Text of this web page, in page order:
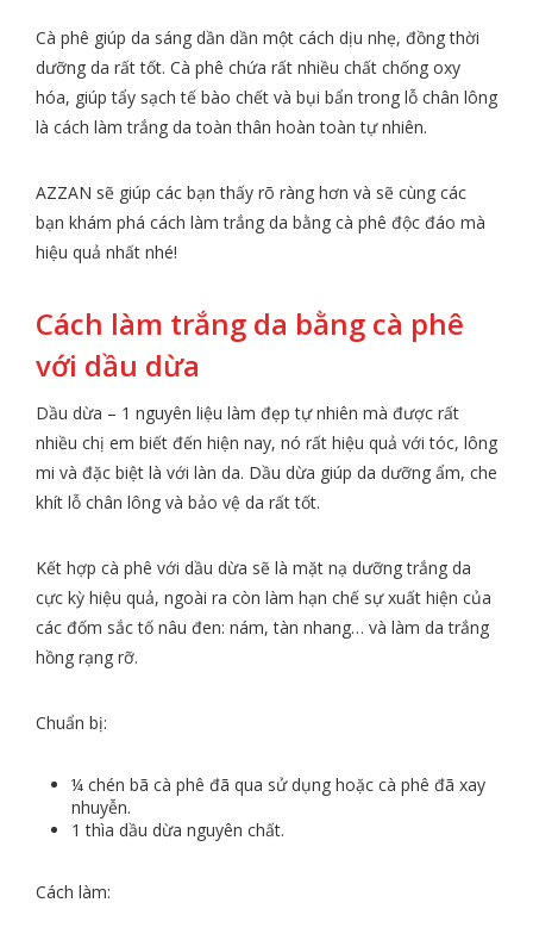
Cà phê giúp da sáng dần dần một cách dịu nhẹ, đồng thời
dưỡng da rất tốt. Cà phê chứa rất nhiều chất chống oxy
hóa, giúp tẩy sạch tế bào chết và bụi bẩn trong lỗ chân lông
là cách làm trắng da toàn thân hoàn toàn tự nhiên.
AZZAN sẽ giúp các bạn thấy rõ ràng hơn và sẽ cùng các
bạn khám phá cách làm trắng da bằng cà phê độc đáo mà
hiệu quả nhất nhé!
Cách làm trắng da bằng cà phê
với dầu dừa
Dầu dừa – 1 nguyên liệu làm đẹp tự nhiên mà được rất
nhiều chị em biết đến hiện nay, nó rất hiệu quả với tóc, lông
mi và đặc biệt là với làn da. Dầu dừa giúp da dưỡng ẩm, che
khít lỗ chân lông và bảo vệ da rất tốt.
Kết hợp cà phê với dầu dừa sẽ là mặt nạ dưỡng trắng da
cực kỳ hiệu quả, ngoài ra còn làm hạn chế sự xuất hiện của
các đốm sắc tố nâu đen: nám, tàn nhang… và làm da trắng
hồng rạng rỡ.
Chuẩn bị:
¼ chén bã cà phê đã qua sử dụng hoặc cà phê đã xay
nhuyễn.
1 thìa dầu dừa nguyên chất.
Cách làm: